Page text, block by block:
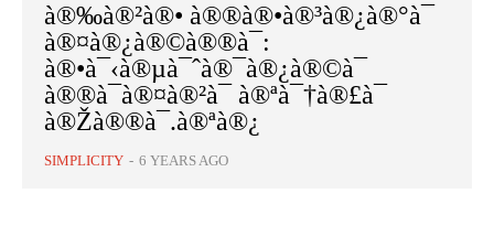
à®‰à®²à®• à®®à®•à®³à®¿à®°à¯
à®¤à®¿à®©à®®à¯:
à®•à¯‹à®µà¯ˆà®¯à®¿à®©à¯
à®®à¯à®¤à®²à¯ à®ªà¯†à®£à¯
à®Žà®®à¯.à®ªà®¿
SIMPLICITY - 6 YEARS AGO